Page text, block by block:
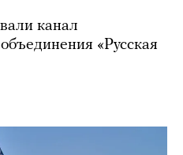
канал
«Русская